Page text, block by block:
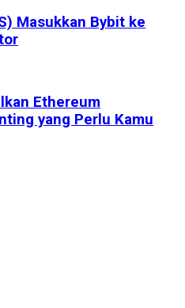
Masukkan Bybit ke
Ethereum
yang Perlu Kamu